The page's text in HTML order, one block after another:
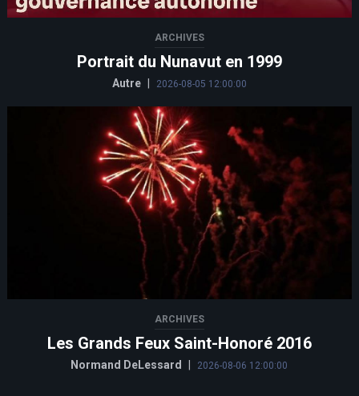
ARCHIVES
Portrait du Nunavut en 1999
Autre | 2026-08-05 12:00:00
ARCHIVES
Les Grands Feux Saint-Honoré 2016
Normand DeLessard 2026-08-06 12:00:00